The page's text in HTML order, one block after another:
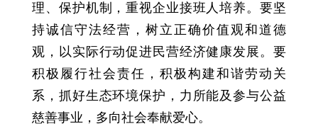
理、保护机制，重视企业接班人培养。要坚
持诚信守法经营，树立正确价值观和道德
观，以实际行动促进民营经济健康发展。要
积极履行社会责任，积极构建和谐劳动关
系，抓好生态环境保护，力所能及参与公益
慈善事业，多向社会奉献爱心。